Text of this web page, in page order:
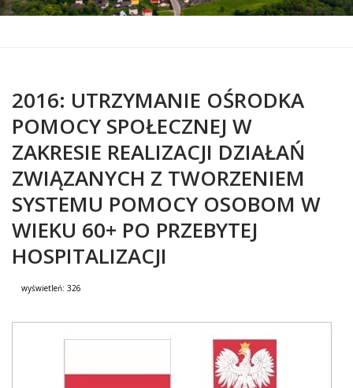
2016: UTRZYMANIE OŚRODKA
POMOCY SPOŁECZNEJ W
ZAKRESIE REALIZACJI DZIAŁAŃ
ZWIĄZANYCH Z TWORZENIEM
SYSTEMU POMOCY OSOBOM W
WIEKU 60+ PO PRZEBYTEJ
HOSPITALIZACJI
wyświetleń: 326
Treść